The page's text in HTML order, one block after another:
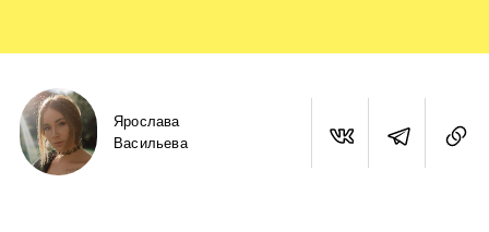
Ярослава
Васильева